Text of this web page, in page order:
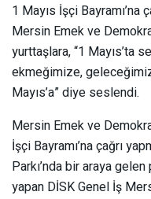
1 Mayıs İşçi Bayramı’na
Mersin Emek ve
yurttaşlara, “1 Mayıs’ta
ekmeğimize,
Mayıs’a” diye seslendi.
Mersin Emek ve
İşçi Bayramı’na çağrı
Parkı’nda bir araya
yapan DİSK Genel İş